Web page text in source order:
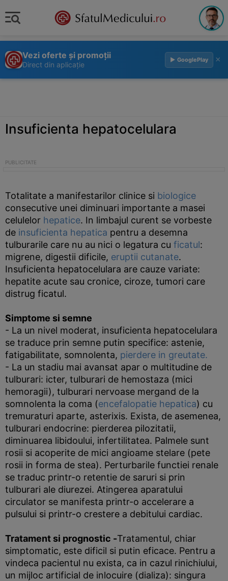
Vezi oferte și promoții
Direct din aplicație
▶ GooglePlay ×
Insuficienta hepatocelulara
Totalitate a manifestarilor clinice si biologice
consecutive unei diminuari importante a masei
celulelor hepatice. In limbajul curent se vorbeste
de insuficienta hepatica pentru a desemna
tulburarile care nu au nici o legatura cu ficatul:
migrene, digestii dificile, eruptii cutanate.
Insuficienta hepatocelulara are cauze variate:
hepatite acute sau cronice, ciroze, tumori care
distrug ficatul.
Simptome si semne
- La un nivel moderat, insuficienta hepatocelulara
se traduce prin semne putin specifice: astenie,
fatigabilitate, somnolenta, pierdere in greutate.
- La un stadiu mai avansat apar o multitudine de
tulburari: icter, tulburari de hemostaza (mici
hemoragii), tulburari nervoase mergand de la
somnolenta la coma (encefalopatie hepatica) cu
tremuraturi aparte, asterixis. Exista, de asemenea,
tulburari endocrine: pierderea pilozitatii,
diminuarea libidoului, infertilitatea. Palmele sunt
rosii si acoperite de mici angioame stelare (pete
rosii in forma de stea). Perturbarile functiei renale
se traduc printr-o retentie de saruri si prin
tulburari ale diurezei. Atingerea aparatului
circulator se manifesta printr-o accelerare a
pulsului si printr-o crestere a debitului cardiac.
Tratament si prognostic -Tratamentul, chiar
simptomatic, este dificil si putin eficace. Pentru a
vindeca pacientul nu exista, ca in cazul rinichiului,
un mijloc artificial de inlocuire (dializa): singura